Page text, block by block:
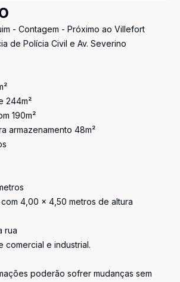
- Contagem - Próximo ao Villefort
de Polícia Civil e Av. Severino
244m²
190m²
armazenamento 48m²
4,00 x 4,50 metros de altura
rua
comercial e industrial.
poderão sofrer mudanças sem